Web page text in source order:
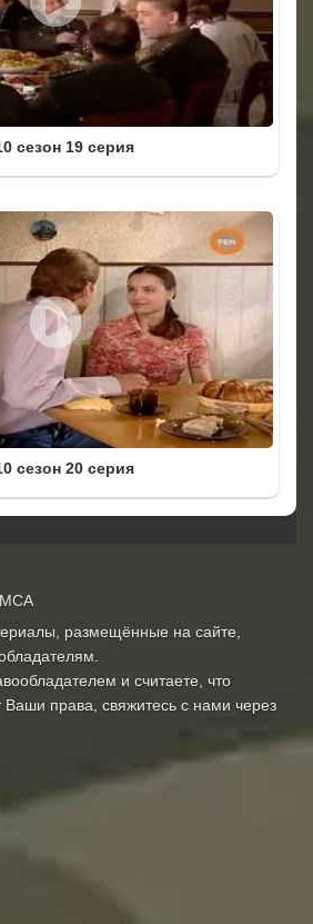
сезон 19 серия
сезон 20 серия
размещённые на сайте,
и считаете, что
права, свяжитесь с нами через